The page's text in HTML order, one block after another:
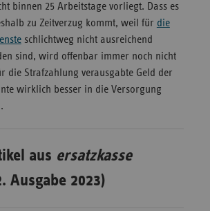
binnen 25 Arbeitstage vorliegt. Dass es
zu Zeitverzug kommt, weil für die
schlichtweg nicht ausreichend
sind, wird offenbar immer noch nicht
die Strafzahlung verausgabte Geld der
wirklich besser in die Versorgung
aus ersatzkasse
Ausgabe 2023)